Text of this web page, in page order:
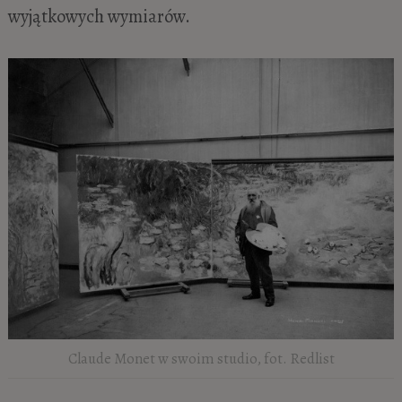
wyjątkowych wymiarów.
Claude Monet w swoim studio, fot. Redlist